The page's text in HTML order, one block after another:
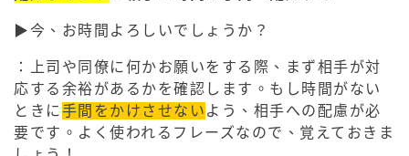
▶︎今、お時間よろしいでしょうか？
：上司や同僚に何かお願いをする際、まず相手が対
応する余裕があるかを確認します。もし時間がない
ときに手間をかけさせない よう、相手への配慮が必
要です。よく使われるフレーズなので、覚えておきま